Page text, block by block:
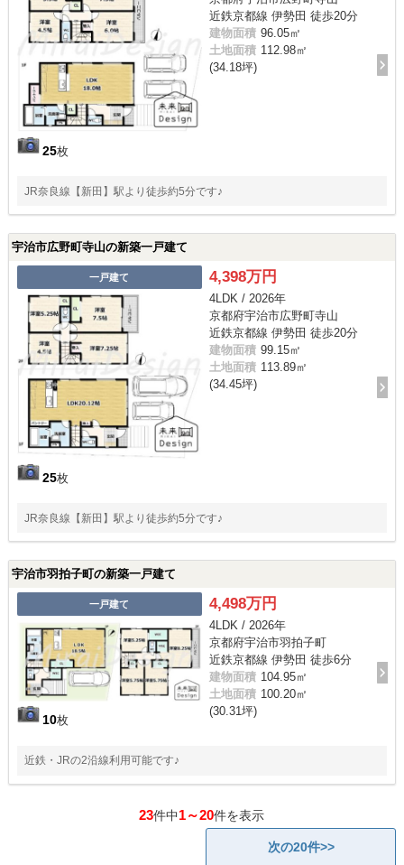
25枚
近鉄京都線 伊勢田 徒歩20分
建物面積 96.05㎡
土地面積 112.98㎡
(34.18坪)
JR奈良線【新田】駅より徒歩約5分です♪
宇治市広野町寺山の新築一戸建て
一戸建て
25枚
4,398万円
4LDK / 2026年
京都府宇治市広野町寺山
近鉄京都線 伊勢田 徒歩20分
建物面積 99.15㎡
土地面積 113.89㎡
(34.45坪)
JR奈良線【新田】駅より徒歩約5分です♪
宇治市羽拍子町の新築一戸建て
一戸建て
10枚
4,498万円
4LDK / 2026年
京都府宇治市羽拍子町
近鉄京都線 伊勢田 徒歩6分
建物面積 104.95㎡
土地面積 100.20㎡
(30.31坪)
近鉄・JRの2沿線利用可能です♪
23件中1～20件を表示
次の20件>>